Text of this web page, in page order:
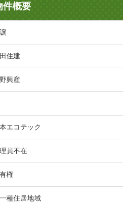
件概要
住建
興産
エコテック
員不在
権
種住居地域